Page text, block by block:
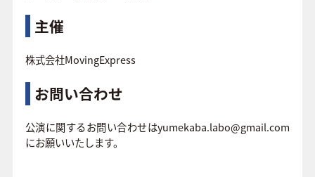
主催
株式会社MovingExpress
お問い合わせ
公演に関するお問い合わせはyumekaba.labo@gmail.com
にお願いいたします。